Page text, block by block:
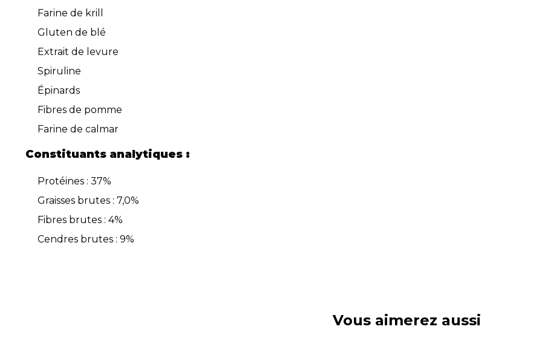
Farine de krill
Gluten de blé
Extrait de levure
Spiruline
Épinards
Fibres de pomme
Farine de calmar
Constituants analytiques :
Protéines : 37%
Graisses brutes : 7,0%
Fibres brutes : 4%
Cendres brutes : 9%
Vous aimerez aussi